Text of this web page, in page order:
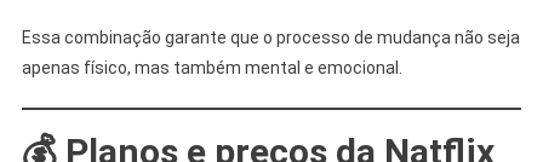
Essa combinação garante que o processo de mudança não seja
apenas físico, mas também mental e emocional.
💰 Planos e preços da Natflix